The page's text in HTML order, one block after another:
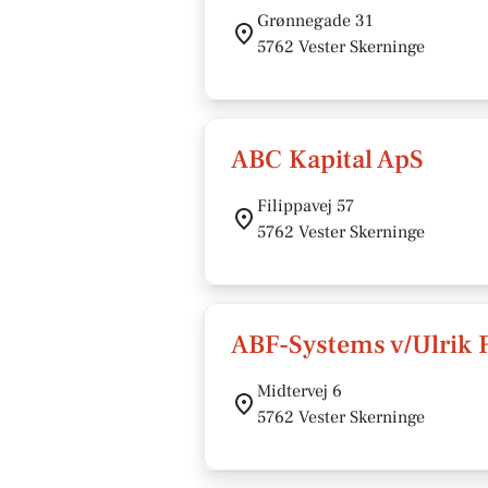
Grønnegade 31
5762 Vester Skerninge
ABC Kapital ApS
Filippavej 57
5762 Vester Skerninge
ABF-Systems v/Ulrik
Midtervej 6
5762 Vester Skerninge